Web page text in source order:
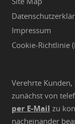
Impressum
Cookie-Richtlinie
Verehrte
zunächst von
per E-Mail zu
nacheinander